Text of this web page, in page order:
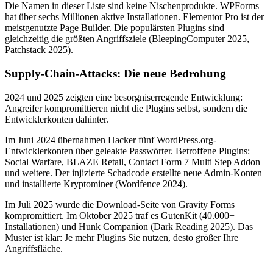
Die Namen in dieser Liste sind keine Nischenprodukte. WPForms
hat über sechs Millionen aktive Installationen. Elementor Pro ist der
meistgenutzte Page Builder. Die populärsten Plugins sind
gleichzeitig die größten Angriffsziele (BleepingComputer 2025,
Patchstack 2025).
Supply-Chain-Attacks: Die neue Bedrohung
2024 und 2025 zeigten eine besorgniserregende Entwicklung:
Angreifer kompromittieren nicht die Plugins selbst, sondern die
Entwicklerkonten dahinter.
Im Juni 2024 übernahmen Hacker fünf WordPress.org-
Entwicklerkonten über geleakte Passwörter. Betroffene Plugins:
Social Warfare, BLAZE Retail, Contact Form 7 Multi Step Addon
und weitere. Der injizierte Schadcode erstellte neue Admin-Konten
und installierte Kryptominer (Wordfence 2024).
Im Juli 2025 wurde die Download-Seite von Gravity Forms
kompromittiert. Im Oktober 2025 traf es GutenKit (40.000+
Installationen) und Hunk Companion (Dark Reading 2025). Das
Muster ist klar: Je mehr Plugins Sie nutzen, desto größer Ihre
Angriffsfläche.